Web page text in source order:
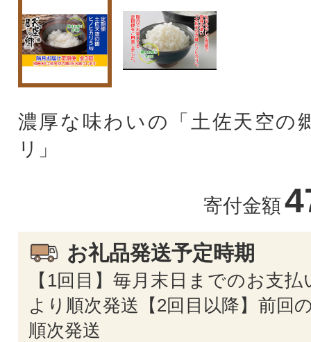
濃厚な味わいの「土佐天空
リ」
寄付金額
お礼品発送予定時期
【1回目】毎月末日までのお支
より順次発送【2回目以降】前回
順次発送